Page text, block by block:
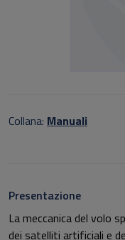
Collana: Manuali
Presentazione
La meccanica del volo
dei satelliti artificiali e